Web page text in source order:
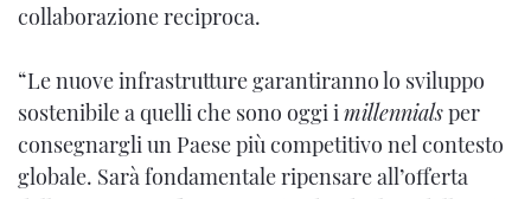
collaborazione reciproca.
“Le nuove infrastrutture garantiranno lo sviluppo
sostenibile a quelli che sono oggi i millennialsper
consegnargli un Paese più competitivo nel contesto
globale. Sarà fondamentale ripensare all’offerta